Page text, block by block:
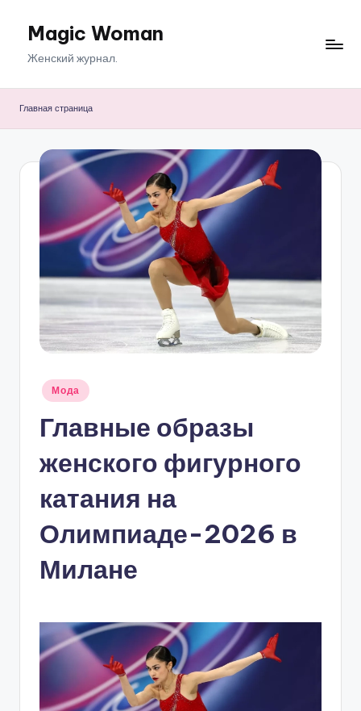
ПерейтиMagic Woman
Женский журнал.
Главная страница
Опубликовано
Мода
Главные образы
женского фигурного
катания на
Олимпиаде-2026 в
Милане